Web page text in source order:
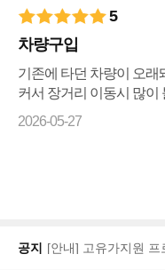
5
차량구입
기존에 타던 차량이 오래
커서 장거리 이동시 많이
바꾸자 마음먹고 ㅋㅇㅋ
2026-05-27
공지